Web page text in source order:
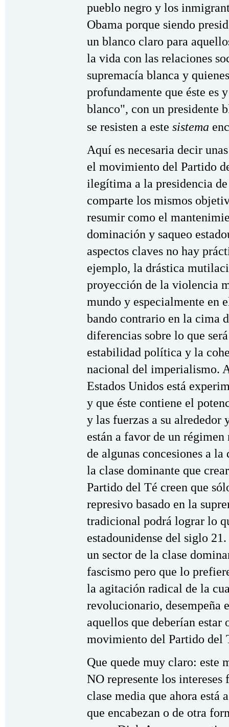
pueblo negro y los
Obama porque siendo
un blanco claro para
la vida con las relaciones
supremacía blanca y
profundamente que éste es
blanco", con un presidente
se resisten a este sistema
Aquí es necesaria decir
el movimiento del Partido
ilegítima a la presidencia
comparte los mismos
resumir como el
dominación y saqueo
aspectos claves no hay
ejemplo, la drástica
proyección de la violencia
mundo y especialmente en
bando contrario en la cima
diferencias sobre lo que
estabilidad política y la
nacional del imperialismo.
Estados Unidos está
y que éste contiene el
y las fuerzas a su alrededor
están a favor de un
de algunas concesiones a
la clase dominante que
Partido del Té creen que
represivo basado en la
tradicional podrá lograr lo
estadounidense del siglo
un sector de la clase
fascismo pero que lo
la agitación radical de la
revolucionario, desempeña
aquellos que deberían estar
movimiento del Partido del
Que quede muy claro: este
NO represente los intereses
clase media que ahora está
que encabezan o de otra